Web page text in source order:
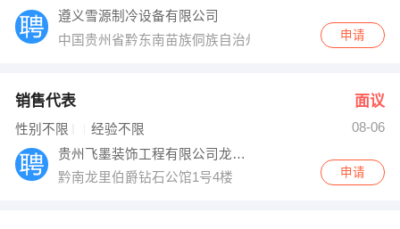
遵义雪源制冷设备有限公司
中国贵州省黔东南苗族侗族自治州凯里市迎宾大道6
申请
销售代表 面议
性别不限 经验不限
08-06
贵州飞墨装饰工程有限公司龙里分公司
黔南龙里伯爵钻石公馆1号4楼
申请